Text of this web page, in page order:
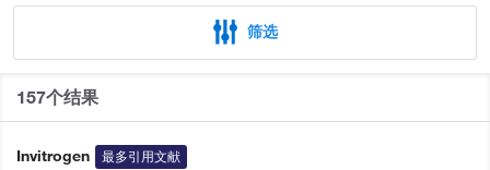
筛选
157个结果
Invitrogen 最多引用文献